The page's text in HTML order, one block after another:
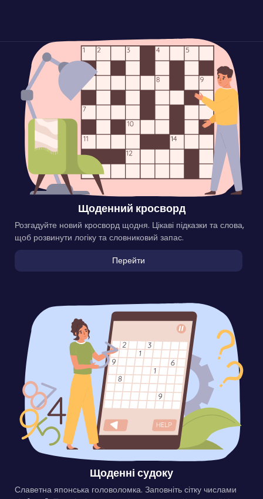
Щоденний кросворд
Розгадуйте новий кросворд щодня. Цікаві підказки та слова,
щоб розвинути логіку та словниковий запас.
Перейти
Щоденні судоку
Славетна японська головоломка. Заповніть сітку числами